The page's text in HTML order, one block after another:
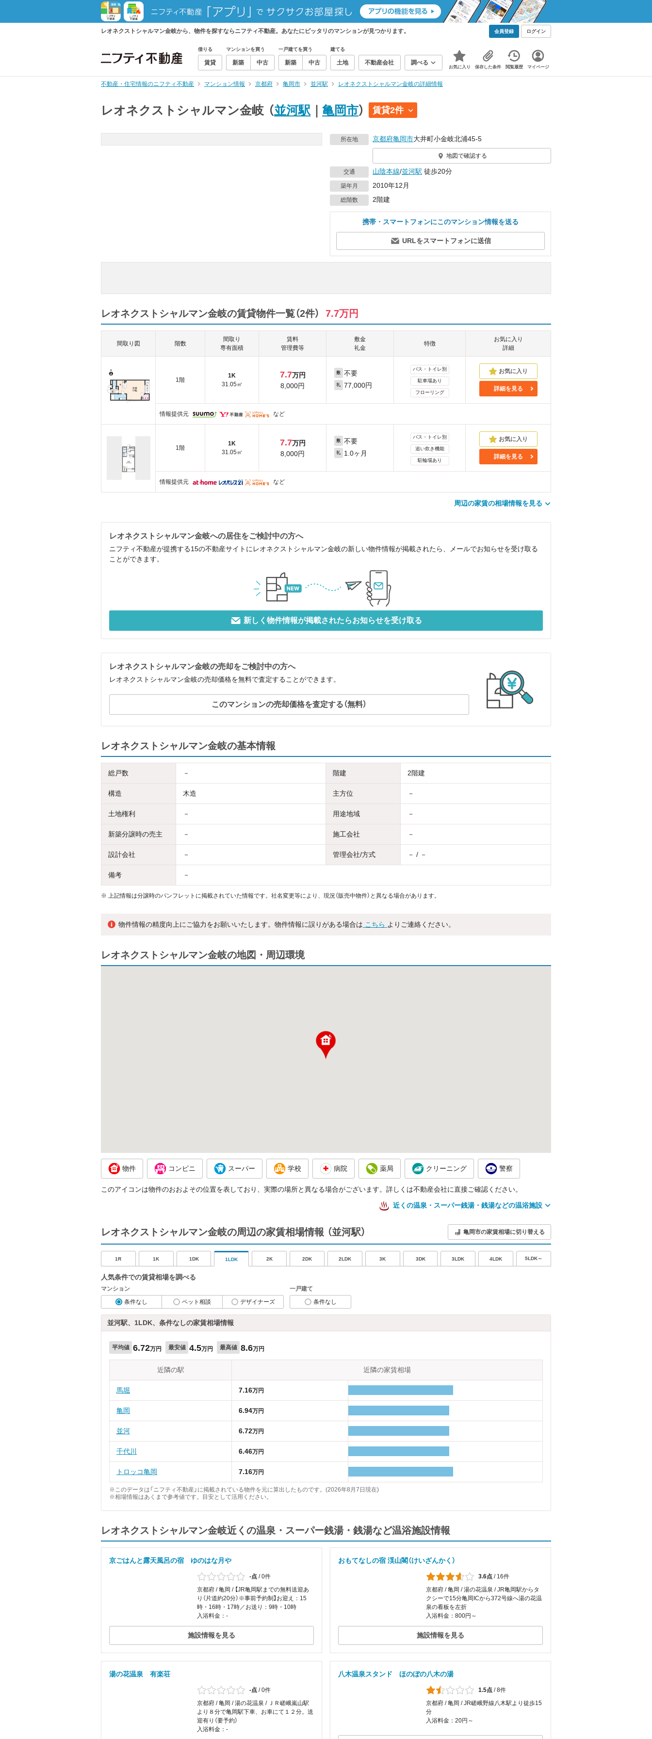
レオネクストシャルマン金岐から、物件を探すならニフティ不動産。あなたにピッタリのマンションが見つかります。 会員登録 ログイン
借りる
賃貸
マンションを買う
新築 中古
一戸建てを買う
新築 中古
建てる
土地 不動産会社 調べる
お気に入り 保存した条件 閲覧履歴 マイページ
不動産・住宅情報のニフティ不動産 マンション情報 京都府 亀岡市 並河駅 レオネクストシャルマン金岐の詳細情報
レオネクストシャルマン金岐 （並河駅 亀岡市） 賃貸2件
所在地 京都府亀岡市大井町小金岐北浦45‐5
地図で確認する
交通 山陰本線/並河駅 徒歩20分
築年月 2010年12月
総階数 2階建
携帯・スマートフォンにこのマンション情報を送る
URLをスマートフォンに送信
レオネクストシャルマン金岐の賃貸物件一覧（2件） 7.7万円
間取り図 階数
間取り
専有面積
賃料
管理費等
敷金
礼金
特徴
お気に入り
詳細
1階
1K
31.05㎡
7.7万円
8,000円
敷 不要
礼 77,000円
バス・トイレ別
駐車場あり
フローリング
詳細を見る
情報提供元 など
1階
1K
31.05㎡
7.7万円
8,000円
敷 不要
礼 1.0ヶ月
バス・トイレ別
追い炊き機能
駐輪場あり
詳細を見る
情報提供元 など
周辺の家賃の相場情報を見る
レオネクストシャルマン金岐への居住をご検討中の方へ
ニフティ不動産が提携する15の不動産サイトにレオネクストシャルマン金岐の新しい物件情報が掲載されたら、メールでお知らせを受け取る
ことができます。
新しく物件情報が掲載されたらお知らせを受け取る
レオネクストシャルマン金岐の売却をご検討中の方へ
レオネクストシャルマン金岐の売却価格を無料で査定することができます。
このマンションの売却価格を査定する（無料）
レオネクストシャルマン金岐の基本情報
総戸数 － 階建 2階建
構造 木造 主方位 －
土地権利 － 用途地域 －
新築分譲時の売主 － 施工会社 －
設計会社 － 管理会社/方式 － / －
備考 －
※ 上記情報は分譲時のパンフレットに掲載されていた情報です。社名変更等により、現況（販売中物件）と異なる場合があります。
物件情報の精度向上にご協力をお願いいたします。物件情報に誤りがある場合は こちら よりご連絡ください。
レオネクストシャルマン金岐の地図・周辺環境
物件 コンビニ スーパー 学校 病院 薬局 クリーニング 警察
このアイコンは物件のおおよその位置を表しており、実際の場所と異なる場合がございます。詳しくは不動産会社に直接ご確認ください。
近くの温泉・スーパー銭湯・銭湯などの温浴施設
レオネクストシャルマン金岐の周辺の家賃相場情報 （並河駅） 亀岡市の家賃相場に切り替える
1R 1K 1DK 1LDK 2K 2DK 2LDK 3K 3DK 3LDK 4LDK 5LDK～
人気条件での賃貸相場を調べる
マンション
条件なし
ペット相談 デザイナーズ
一戸建て
条件なし
並河駅、1LDK、条件なしの家賃相場情報
平均値 6.72万円 最安値 4.5万円 最高値 8.6万円
近隣の駅 近隣の家賃相場
馬堀 7.16万円
亀岡 6.94万円
並河 6.72万円
千代川 6.46万円
トロッコ亀岡 7.16万円
※このデータは「ニフティ不動産」に掲載されている物件を元に算出したものです。(2026年8月7日現在)
※相場情報はあくまで参考値です。目安として活用ください。
レオネクストシャルマン金岐近くの温泉・スーパー銭湯・銭湯など温浴施設情報
京ごはんと露天風呂の宿 ゆのはな月や
-点 /0件
京都府 / 亀岡 / 【JR亀岡駅までの無料送迎あ
り（片道約20分）※事前予約制】お迎え：15
時・16時・17時／お送り：9時・10時
入浴料金：-
施設情報を見る
おもてなしの宿 渓山閣（けいざんかく）
3.6点 / 16件
京都府 / 亀岡 / 湯の花温泉 / JR亀岡駅からタ
クシーで15分亀岡ICから372号線へ湯の花温
泉の看板を左折
入浴料金：800円～
施設情報を見る
湯の花温泉 有楽荘
-点 /0件
京都府 / 亀岡 / 湯の花温泉 / ＪＲ嵯峨嵐山駅
より８分で亀岡駅下車、お車にて１２分。送
迎有り（要予約）
入浴料金：-
八木温泉スタンド ほのぼの八木の湯
1.5点 /8件
京都府 / 亀岡 / JR嵯峨野線八木駅より徒歩15
分
入浴料金：20円～